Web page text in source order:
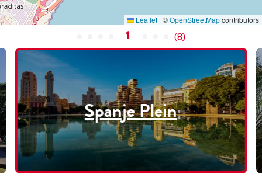
Leaflet | ©OpenStreetMapcontributors
1 (8)
Spanje Plein